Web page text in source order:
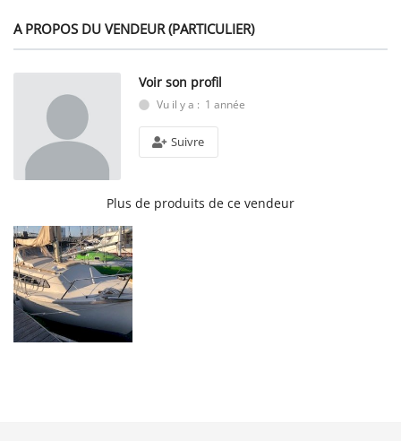
A PROPOS DU VENDEUR (PARTICULIER)
Voir son profil
Vu il y a : 1 année
Suivre
Plus de produits de ce vendeur